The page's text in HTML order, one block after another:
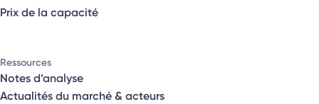
Prix de la capacité
Ressources
Notes d’analyse
Actualités du marché & acteurs